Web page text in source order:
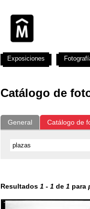
Catálogo de
General Catálogo de
Resultados 1 - 1 de 1 para
Exposiciones